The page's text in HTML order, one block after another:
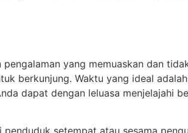
yang memuaskan dan
berkunjung. Waktu yang ideal
dapat dengan leluasa menjelajahi